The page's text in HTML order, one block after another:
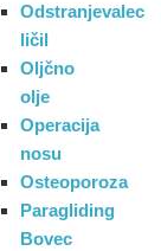
Odstranjevalec
ličil
Oljčno
olje
Operacija
nosu
Osteoporoza
Paragliding
Bovec